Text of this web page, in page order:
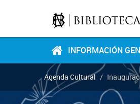
INFORMACIÓN
Agenda Cultural